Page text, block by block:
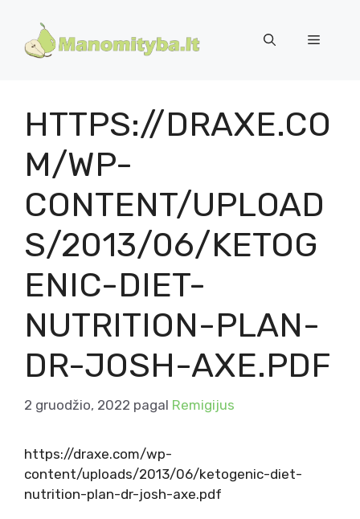
turinio
Meniu
HTTPS://DRAXE.CO
M/WP-
CONTENT/UPLOAD
S/2013/06/KETOG
ENIC-DIET-
NUTRITION-PLAN-
DR-JOSH-AXE.PDF
2 gruodžio, 2022 pagal Remigijus
https://draxe.com/wp-
content/uploads/2013/06/ketogenic-diet-
nutrition-plan-dr-josh-axe.pdf